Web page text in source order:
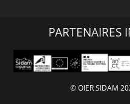
PARTENAIRES
© OIER SIDAM